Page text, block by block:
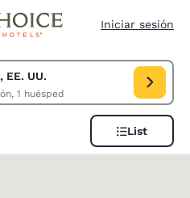
Iniciar sesión
EE. UU.
1 habitación, 1 huésped
Montana 59474, EE. UU.. Fecha de
List